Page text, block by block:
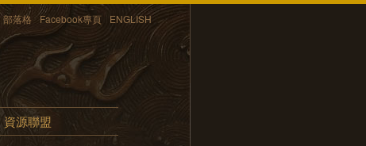
部落格 Facebook專頁 ENGLISH
資源聯盟